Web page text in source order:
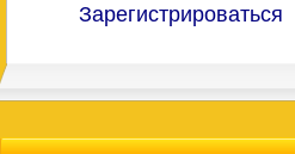
Зарегистрироваться